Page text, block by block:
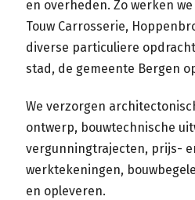
en overheden. Zo werken
Touw Carrosserie,
diverse particuliere
stad, de gemeente Bergen
We verzorgen
ontwerp, bouwtechnische
vergunningtrajecten, prijs-
werktekeningen,
en opleveren.